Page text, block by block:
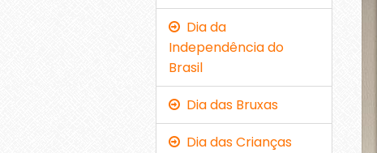
Dia da
Independência do
Brasil
Dia das Bruxas
Dia das Crianças